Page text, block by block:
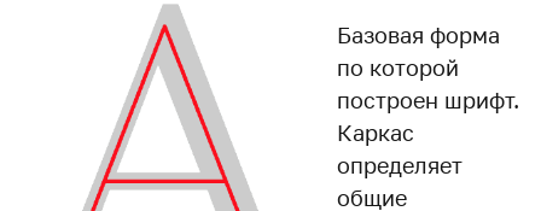
Базовая форма
по которой
построен шрифт.
Каркас
определяет
общие